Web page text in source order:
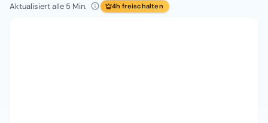
Aktualisiert alle 5 Min. 4h freischalten